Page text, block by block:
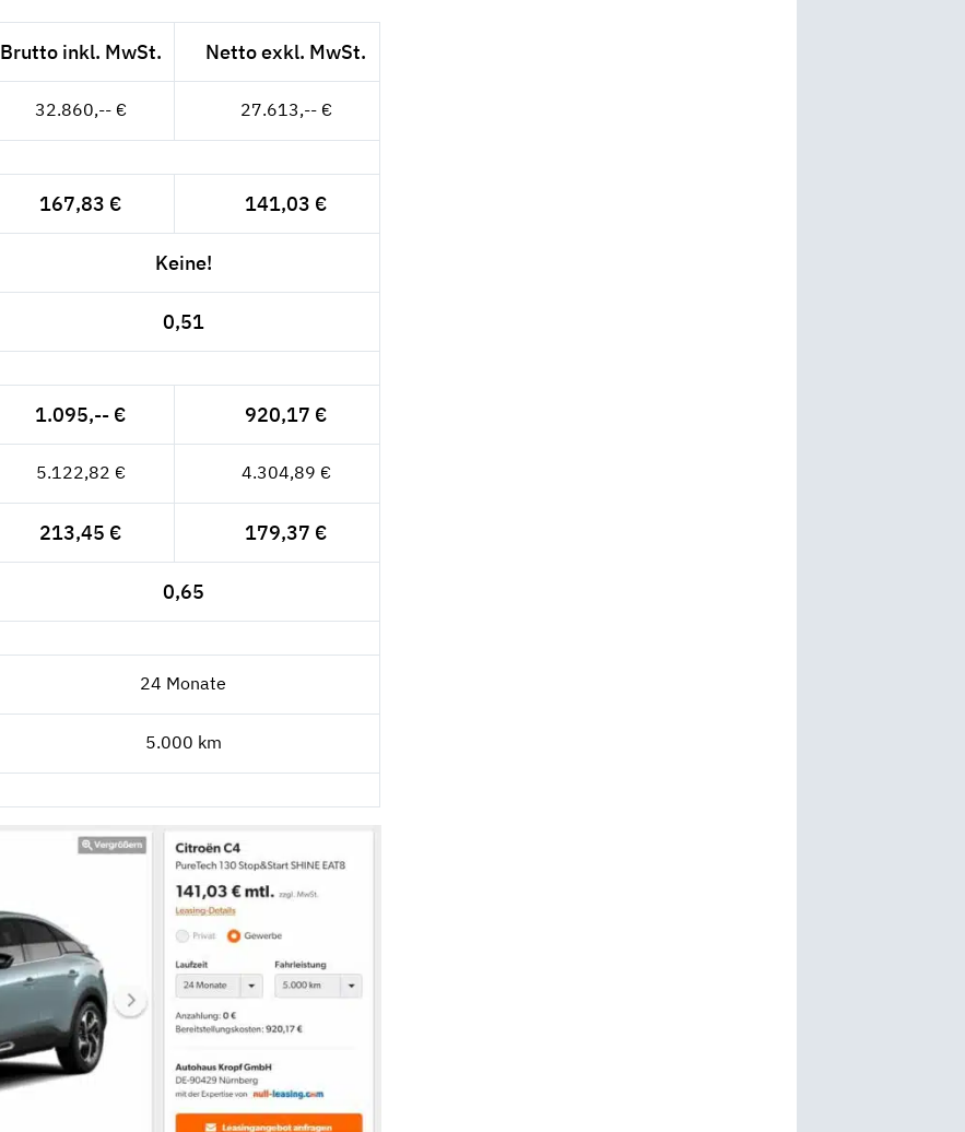
Brutto inkl. MwSt. Netto exkl. MwSt.
32.860,-- € 27.613,-- €
167,83 € 141,03 €
Keine!
0,51
1.095,-- € 920,17 €
5.122,82 € 4.304,89 €
213,45 € 179,37 €
0,65
24 Monate
5.000 km